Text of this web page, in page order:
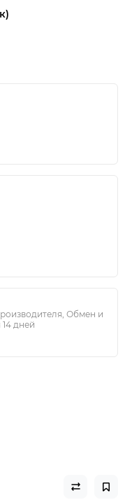
Обмен и
14 дней